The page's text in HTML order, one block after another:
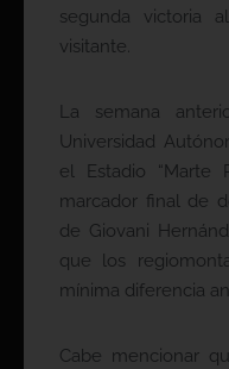
segunda victoria
visitante.
La semana
Universidad
el Estadio “Marte
marcador final de
de Giovani
que los
mínima diferencia
Cabe mencionar